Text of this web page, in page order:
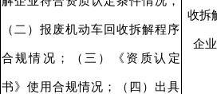
（二）报废机动车回收拆解程序
合规情况；（三）《资质认定
书》使用合规情况；（四）出具
收拆
企业